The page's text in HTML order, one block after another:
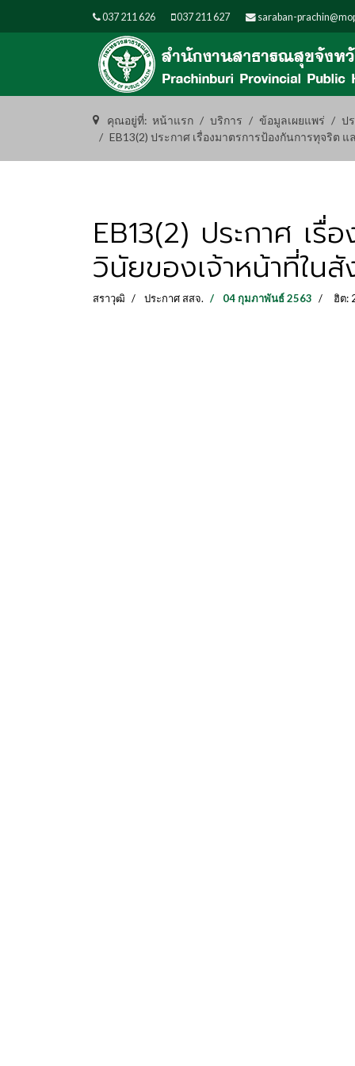
037 211 626 037 211 627 saraban-
คุณอยู่ที่: หน้าแรก บริการ ข้อมูลเผยแพร่ ป
EB13(2) ประกาศ เรื่องมาตรการป้องกันการทุจริ
EB13(2) ประกาศ เรื่
วินัยของเจ้าหน้าที่ใน
สราวุฒิ ประกาศ สสจ. 04 กุมภาพันธ์ 2563 ฮิต: